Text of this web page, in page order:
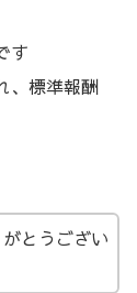
す
、標準報酬
とうござい